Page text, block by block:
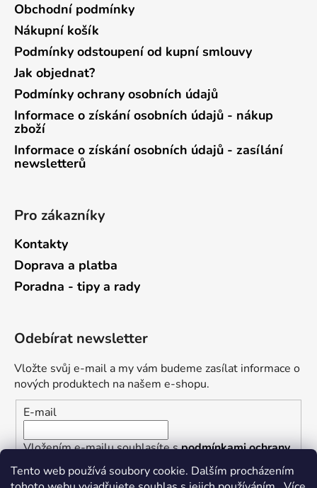
Tento web používá soubory cookie. Dalším procházením
Obchodní podmínky
Nákupní košík
Podmínky odstoupení od kupní smlouvy
Jak objednat?
Podmínky ochrany osobních údajů
Informace o získání osobních údajů - nákup
zboží
Informace o získání osobních údajů - zasílání
newsletterů
Pro zákazníky
Kontakty
Doprava a platba
Poradna - tipy a rady
Odebírat newsletter
Vložte svůj e-mail a my vám budeme zasílat informace o
nových produktech na našem e-shopu.
E-mail
Vložením e-mailu souhlasíte spodmínkami ochrany
osobních údajů